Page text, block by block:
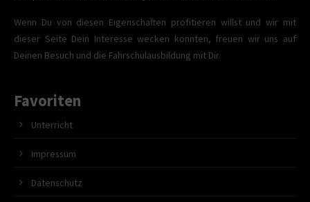
Wenn Du von diesen Eigenschaften profitieren willst und wir mit
dieser Seite Dein Interesse wecken konnten, freuen wir uns auf
Deinen Besuch und die Fahrschulausbildung mit Dir.
Favoriten
Unterricht
Impressum
Datenschutz